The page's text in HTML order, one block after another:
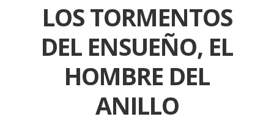
LOS TORMENTOS
DEL ENSUEÑO, EL
HOMBRE DEL
ANILLO